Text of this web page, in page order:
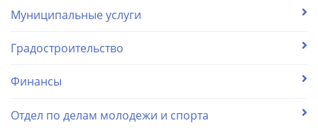
Муниципальные услуги
Градостроительство
Финансы
Отдел по делам молодежи и спорта